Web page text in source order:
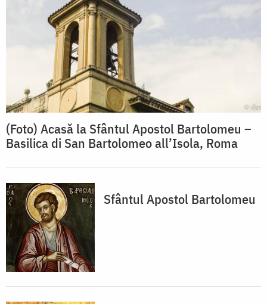
(Foto) Acasă la Sfântul Apostol Bartolomeu –
Basilica di San Bartolomeo all’Isola, Roma
Sfântul Apostol Bartolomeu